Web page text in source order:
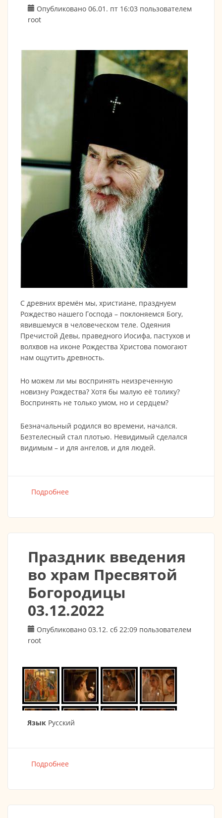
Опубликовано 06.01. пт 16:03 пользователем
root
С древних времён мы, христиане, празднуем
Рождество нашего Господа – поклоняемся Богу,
явившемуся в человеческом теле. Одеяния
Пречистой Девы, праведного Иосифа, пастухов и
волхвов на иконе Рождества Христова помогают
нам ощутить древность.
Но можем ли мы воспринять неизреченную
новизну Рождества? Хотя бы малую её толику?
Воспринять не только умом, но и сердцем?
Безначальный родился во времени, начался.
Безтелесный стал плотью. Невидимый сделался
видимым – и для ангелов, и для людей.
Подробнее
Праздник введения
во храм Пресвятой
Богородицы
03.12.2022
Опубликовано 03.12. сб 22:09 пользователем
root
Язык Русский
Подробнее